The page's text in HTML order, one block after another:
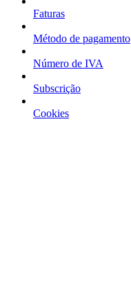
Faturas
Método de pagamento
Número de IVA
Subscrição
Cookies